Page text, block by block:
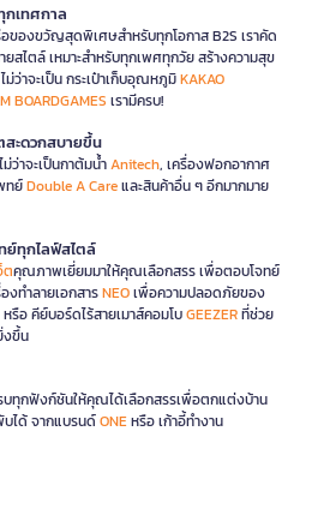
เทศกาล
ของขวัญสุดพิเศษสำหรับทุกโอกาส B2S เราคัด
ยสไตล์ เหมาะสำหรับทุกเพศทุกวัย สร้างความสุข
าจะเป็น กระเป๋าเก็บอุณหภูมิKAKAO
BOARDGAMES เรามีครบ!
สะดวกสบายขึ้น
ว่าจะเป็นกาต้มน้ำAnitech, เครื่องฟอกอากาศ
ทย์Double A Careและสินค้าอื่น ๆ อีกมากมาย
ย์ทุกไลฟ์สไตล์
ตคุณภาพเยี่ยมมาให้คุณเลือกสรร เพื่อตอบโจทย์
งทำลายเอกสารNEOเพื่อความปลอดภัยของ
หรือ คีย์บอร์ดไร้สายเมาส์คอมโบGEEZERที่ช่วย
งขึ้น
บทุกฟังก์ชันให้คุณได้เลือกสรรเพื่อตกแต่งบ้าน
บได้ จากแบรนด์ONEหรือ เก้าอี้ทำงาน